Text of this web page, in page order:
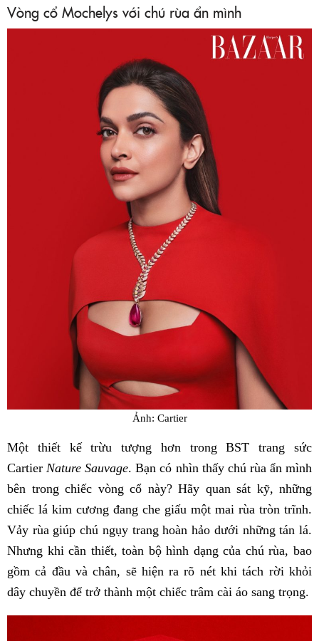
Vòng cổ Mochelys với chú rùa ẩn mình
Ảnh: Cartier
Một thiết kế trừu tượng hơn trong BST trang sức
CartierNature Sauvage. Bạn có nhìn thấy chú rùa ẩn mình
bên trong chiếc vòng cổ này? Hãy quan sát kỹ, những
chiếc lá kim cương đang che giấu một mai rùa tròn trĩnh.
Vảy rùa giúp chú ngụy trang hoàn hảo dưới những tán lá.
Nhưng khi cần thiết, toàn bộ hình dạng của chú rùa, bao
gồm cả đầu và chân, sẽ hiện ra rõ nét khi tách rời khỏi
dây chuyền để trở thành một chiếc trâm cài áo sang trọng.